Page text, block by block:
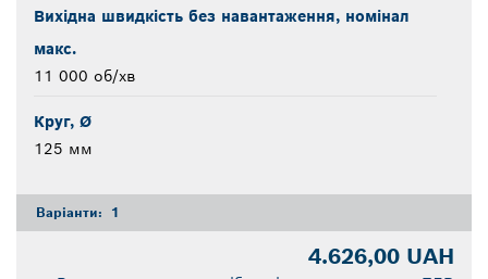
Вихідна швидкість без навантаження, номінал
макс.
11 000 об/хв
Круг, Ø
125 мм
Варіанти: 1
4.626,00 UAH